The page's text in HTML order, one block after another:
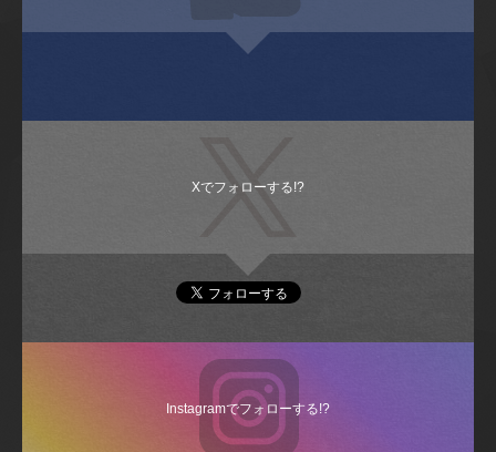
Xでフォローする!?
Instagramでフォローする!?